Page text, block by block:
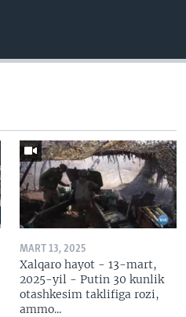
MART 13, 2025
Xalqaro hayot - 13-mart,
2025-yil - Putin 30 kunlik
otashkesim taklifiga rozi,
ammo...